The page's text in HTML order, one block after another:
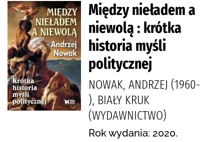
Między nieładem a
niewolą : krótka
historia myśli
politycznej
NOWAK, ANDRZEJ (1960-
), BIAŁY KRUK
(WYDAWNICTWO)
Rok wydania: 2020.